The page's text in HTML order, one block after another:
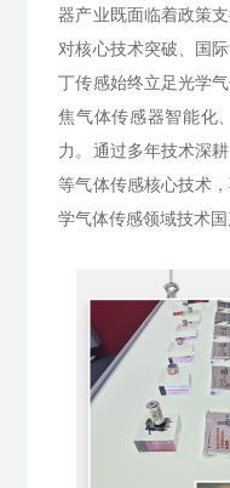
器产业既面临着政策
对核心技术突破、国
丁传感始终立足光学
焦气体传感器智能化
力。通过多年技术深
等气体传感核心技术
学气体传感领域技术